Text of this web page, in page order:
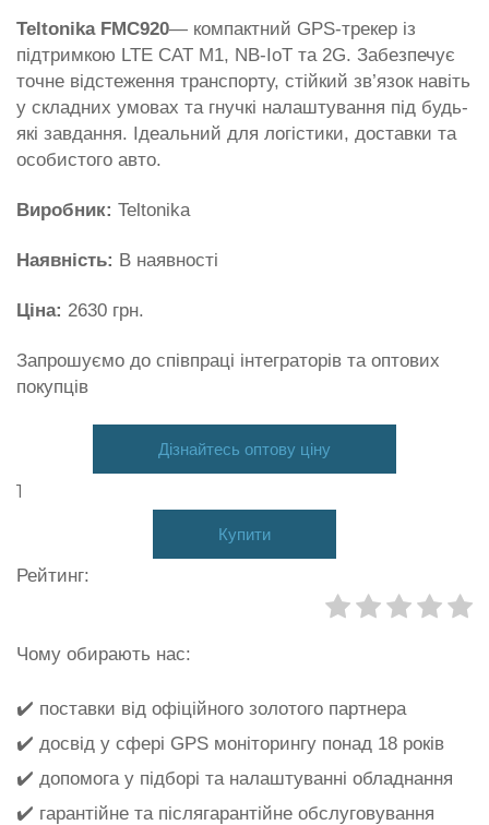
Teltonika FMC920— компактний GPS-трекер із
підтримкою LTE CAT M1, NB-IoT та 2G. Забезпечує
точне відстеження транспорту, стійкий зв’язок навіть
у складних умовах та гнучкі налаштування під будь-
які завдання. Ідеальний для логістики, доставки та
особистого авто.
Виробник: Teltonika
Наявність: В наявності
Ціна: 2630 грн.
Запрошуємо до співпраці інтеграторів та оптових
покупців
Дізнайтесь оптову ціну
Купити
Рейтинг:
Чому обирають нас:
✔️ поставки від офіційного золотого партнера
✔️ досвід у сфері GPS моніторингу понад 18 років
✔️ допомога у підборі та налаштуванні обладнання
✔️ гарантійне та післягарантійне обслуговування